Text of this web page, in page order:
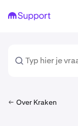
Over Kraken